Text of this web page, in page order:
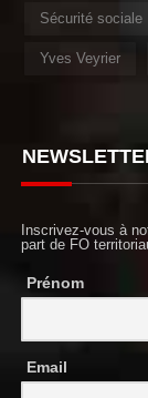
Sécurité sociale
Yves Veyrier
Inscrivez-vous à
part de FO
Prénom
Email